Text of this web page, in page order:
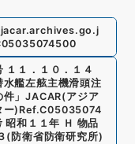
１１．１０．１４
水艦左舷主機滑頭注
件 」JACAR(アジア
ー)Ref.C05035074
昭和１１年 Ｈ 物品
( 防衛省防衛研究所)